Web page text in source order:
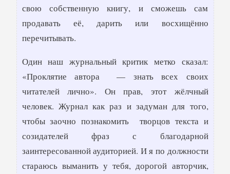
свою собственную книгу, и сможешь сам
продавать её, дарить или восхищённо
перечитывать.
Один наш журнальный критик метко сказал:
«Проклятие автора — знать всех своих
читателей лично». Он прав, этот жёлчный
человек. Журнал как раз и задуман для того,
чтобы заочно познакомить творцов текста и
созидателей фраз с благодарной
заинтересованной аудиторией. И я по должности
стараюсь выманить у тебя, дорогой авторчик,